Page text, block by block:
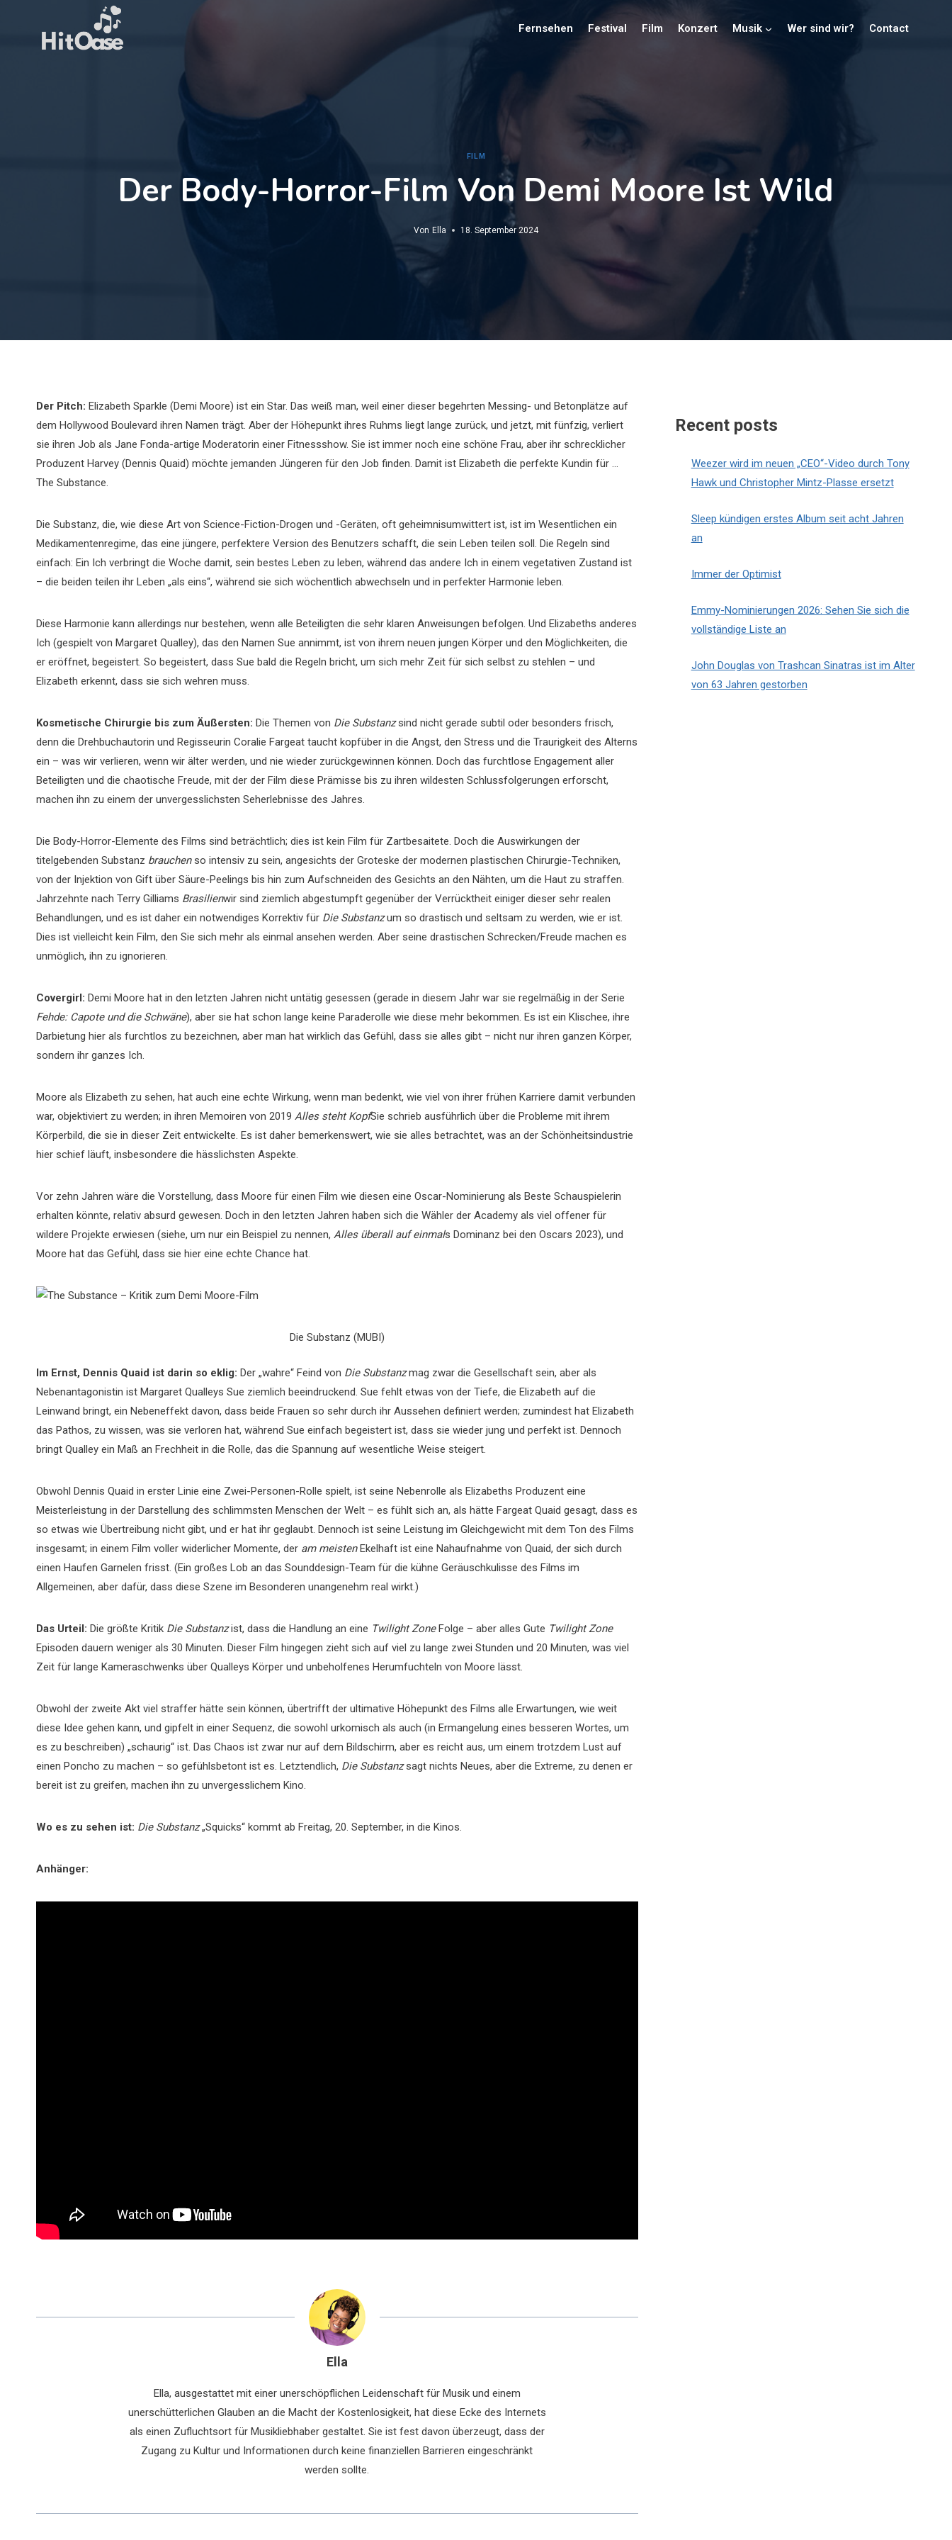
Fernsehen Festival Film Konzert Musik Wer sind wir? Contact
FILM
Der Body-Horror-Film Von Demi Moore Ist Wild
Von Ella 18. September 2024
Der Pitch: Elizabeth Sparkle (Demi Moore) ist ein Star. Das weiß man, weil einer dieser begehrten Messing- und Betonplätze auf
dem Hollywood Boulevard ihren Namen trägt. Aber der Höhepunkt ihres Ruhms liegt lange zurück, und jetzt, mit fünfzig, verliert
sie ihren Job als Jane Fonda-artige Moderatorin einer Fitnessshow. Sie ist immer noch eine schöne Frau, aber ihr schrecklicher
Produzent Harvey (Dennis Quaid) möchte jemanden Jüngeren für den Job finden. Damit ist Elizabeth die perfekte Kundin für …
The Substance.
Die Substanz, die, wie diese Art von Science-Fiction-Drogen und -Geräten, oft geheimnisumwittert ist, ist im Wesentlichen ein
Medikamentenregime, das eine jüngere, perfektere Version des Benutzers schafft, die sein Leben teilen soll. Die Regeln sind
einfach: Ein Ich verbringt die Woche damit, sein bestes Leben zu leben, während das andere Ich in einem vegetativen Zustand ist
– die beiden teilen ihr Leben „als eins“, während sie sich wöchentlich abwechseln und in perfekter Harmonie leben.
Diese Harmonie kann allerdings nur bestehen, wenn alle Beteiligten die sehr klaren Anweisungen befolgen. Und Elizabeths anderes
Ich (gespielt von Margaret Qualley), das den Namen Sue annimmt, ist von ihrem neuen jungen Körper und den Möglichkeiten, die
er eröffnet, begeistert. So begeistert, dass Sue bald die Regeln bricht, um sich mehr Zeit für sich selbst zu stehlen – und
Elizabeth erkennt, dass sie sich wehren muss.
Kosmetische Chirurgie bis zum Äußersten: Die Themen von Die Substanzsind nicht gerade subtil oder besonders frisch,
denn die Drehbuchautorin und Regisseurin Coralie Fargeat taucht kopfüber in die Angst, den Stress und die Traurigkeit des Alterns
ein – was wir verlieren, wenn wir älter werden, und nie wieder zurückgewinnen können. Doch das furchtlose Engagement aller
Beteiligten und die chaotische Freude, mit der der Film diese Prämisse bis zu ihren wildesten Schlussfolgerungen erforscht,
machen ihn zu einem der unvergesslichsten Seherlebnisse des Jahres.
Die Body-Horror-Elemente des Films sind beträchtlich; dies ist kein Film für Zartbesaitete. Doch die Auswirkungen der
titelgebenden Substanz brauchenso intensiv zu sein, angesichts der Groteske der modernen plastischen Chirurgie-Techniken,
von der Injektion von Gift über Säure-Peelings bis hin zum Aufschneiden des Gesichts an den Nähten, um die Haut zu straffen.
Jahrzehnte nach Terry Gilliams Brasilienwir sind ziemlich abgestumpft gegenüber der Verrücktheit einiger dieser sehr realen
Behandlungen, und es ist daher ein notwendiges Korrektiv für Die Substanzum so drastisch und seltsam zu werden, wie er ist.
Dies ist vielleicht kein Film, den Sie sich mehr als einmal ansehen werden. Aber seine drastischen Schrecken/Freude machen es
unmöglich, ihn zu ignorieren.
Covergirl: Demi Moore hat in den letzten Jahren nicht untätig gesessen (gerade in diesem Jahr war sie regelmäßig in der Serie
Fehde: Capote und die Schwäne), aber sie hat schon lange keine Paraderolle wie diese mehr bekommen. Es ist ein Klischee, ihre
Darbietung hier als furchtlos zu bezeichnen, aber man hat wirklich das Gefühl, dass sie alles gibt – nicht nur ihren ganzen Körper,
sondern ihr ganzes Ich.
Moore als Elizabeth zu sehen, hat auch eine echte Wirkung, wenn man bedenkt, wie viel von ihrer frühen Karriere damit verbunden
war, objektiviert zu werden; in ihren Memoiren von 2019 Alles steht KopfSie schrieb ausführlich über die Probleme mit ihrem
Körperbild, die sie in dieser Zeit entwickelte. Es ist daher bemerkenswert, wie sie alles betrachtet, was an der Schönheitsindustrie
hier schief läuft, insbesondere die hässlichsten Aspekte.
Vor zehn Jahren wäre die Vorstellung, dass Moore für einen Film wie diesen eine Oscar-Nominierung als Beste Schauspielerin
erhalten könnte, relativ absurd gewesen. Doch in den letzten Jahren haben sich die Wähler der Academy als viel offener für
wildere Projekte erwiesen (siehe, um nur ein Beispiel zu nennen, Alles überall auf einmals Dominanz bei den Oscars 2023), und
Moore hat das Gefühl, dass sie hier eine echte Chance hat.
Die Substanz (MUBI)
Im Ernst, Dennis Quaid ist darin so eklig: Der „wahre“ Feind von Die Substanzmag zwar die Gesellschaft sein, aber als
Nebenantagonistin ist Margaret Qualleys Sue ziemlich beeindruckend. Sue fehlt etwas von der Tiefe, die Elizabeth auf die
Leinwand bringt, ein Nebeneffekt davon, dass beide Frauen so sehr durch ihr Aussehen definiert werden; zumindest hat Elizabeth
das Pathos, zu wissen, was sie verloren hat, während Sue einfach begeistert ist, dass sie wieder jung und perfekt ist. Dennoch
bringt Qualley ein Maß an Frechheit in die Rolle, das die Spannung auf wesentliche Weise steigert.
Obwohl Dennis Quaid in erster Linie eine Zwei-Personen-Rolle spielt, ist seine Nebenrolle als Elizabeths Produzent eine
Meisterleistung in der Darstellung des schlimmsten Menschen der Welt – es fühlt sich an, als hätte Fargeat Quaid gesagt, dass es
so etwas wie Übertreibung nicht gibt, und er hat ihr geglaubt. Dennoch ist seine Leistung im Gleichgewicht mit dem Ton des Films
insgesamt; in einem Film voller widerlicher Momente, der am meistenEkelhaft ist eine Nahaufnahme von Quaid, der sich durch
einen Haufen Garnelen frisst. (Ein großes Lob an das Sounddesign-Team für die kühne Geräuschkulisse des Films im
Allgemeinen, aber dafür, dass diese Szene im Besonderen unangenehm real wirkt.)
Das Urteil: Die größte Kritik Die Substanzist, dass die Handlung an eine Twilight ZoneFolge – aber alles Gute Twilight Zone
Episoden dauern weniger als 30 Minuten. Dieser Film hingegen zieht sich auf viel zu lange zwei Stunden und 20 Minuten, was viel
Zeit für lange Kameraschwenks über Qualleys Körper und unbeholfenes Herumfuchteln von Moore lässt.
Obwohl der zweite Akt viel straffer hätte sein können, übertrifft der ultimative Höhepunkt des Films alle Erwartungen, wie weit
diese Idee gehen kann, und gipfelt in einer Sequenz, die sowohl urkomisch als auch (in Ermangelung eines besseren Wortes, um
es zu beschreiben) „schaurig“ ist. Das Chaos ist zwar nur auf dem Bildschirm, aber es reicht aus, um einem trotzdem Lust auf
einen Poncho zu machen – so gefühlsbetont ist es. Letztendlich, Die Substanzsagt nichts Neues, aber die Extreme, zu denen er
bereit ist zu greifen, machen ihn zu unvergesslichem Kino.
Wo es zu sehen ist: Die Substanz„Squicks“ kommt ab Freitag, 20. September, in die Kinos.
Anhänger:
Ella
Ella, ausgestattet mit einer unerschöpflichen Leidenschaft für Musik und einem
unerschütterlichen Glauben an die Macht der Kostenlosigkeit, hat diese Ecke des Internets
als einen Zufluchtsort für Musikliebhaber gestaltet. Sie ist fest davon überzeugt, dass der
Zugang zu Kultur und Informationen durch keine finanziellen Barrieren eingeschränkt
werden sollte.
Recent posts
Weezer wird im neuen „CEO“-Video durch Tony
Hawk und Christopher Mintz-Plasse ersetzt
Sleep kündigen erstes Album seit acht Jahren
an
Immer der Optimist
Emmy-Nominierungen 2026: Sehen Sie sich die
vollständige Liste an
John Douglas von Trashcan Sinatras ist im Alter
von 63 Jahren gestorben